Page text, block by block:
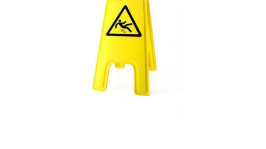
Monodiscuri profesionale
Detergenti profesionali
Accesorii detergenti, pompe,
Detergenti bucatarie